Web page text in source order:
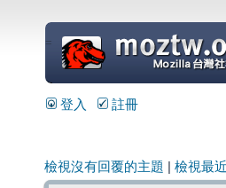
=
登入 註冊
檢視沒有回覆的主題 檢視最